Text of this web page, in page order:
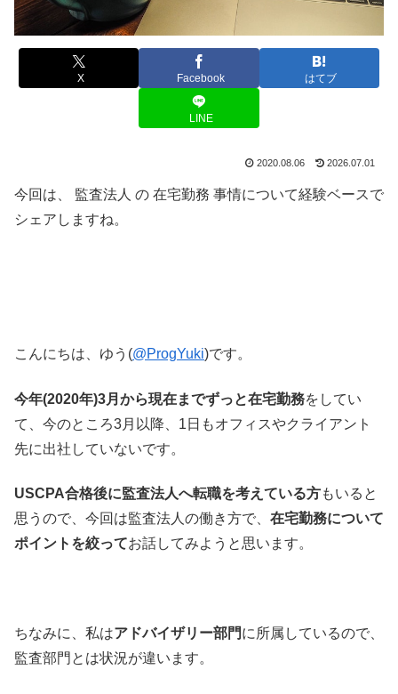
X Facebook はてブ
LINE
2020.08.06 2026.07.01
今回は、 監査法人 の 在宅勤務 事情について経験ベースで
シェアしますね。
こんにちは、ゆう(@ProgYuki)です。
今年(2020年)3月から現在までずっと在宅勤務をしてい
て、今のところ3月以降、1日もオフィスやクライアント
先に出社していないです。
USCPA合格後に監査法人へ転職を考えている方もいると
思うので、今回は監査法人の働き方で、 在宅勤務について
ポイントを絞ってお話してみようと思います。
ちなみに、私はアドバイザリー部門に所属しているので、
監査部門とは状況が違います。